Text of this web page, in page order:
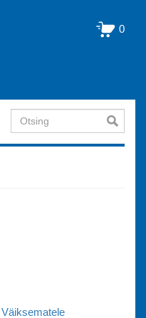
0
Otsing
Väiksematele